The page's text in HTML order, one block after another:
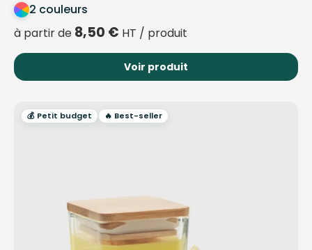
2 couleurs
à partir de 8,50 € HT / produit
Voir produit
💰 Petit budget 🔥 Best-seller